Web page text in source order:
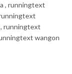
, runningtext
runningtext
wangon